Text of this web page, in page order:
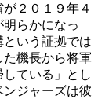
２０１９年４
らかになっ
いう証拠では
た機長から将軍
ている」とし
ンジャーズは彼